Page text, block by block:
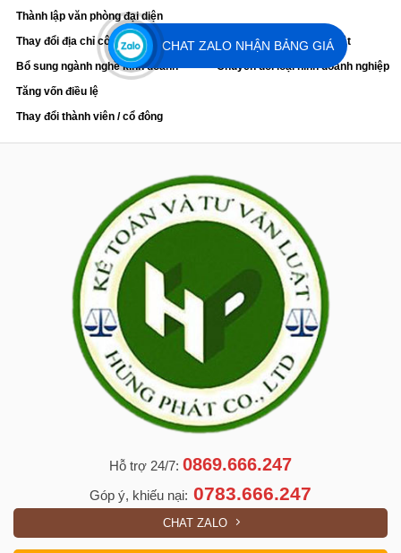
Thành lập văn phòng đại diện
Thay đổi địa chỉ công ty
Bổ sung ngành nghề kinh doanh
Tăng vốn điều lệ
Thay đổi thành viên / cổ đông
Thay đổi đại diện pháp luật
Chuyển đổi loại hình doanh nghiệp
Hỗ trợ 24/7: 0869.666.247
Góp ý, khiếu nại: 0783.666.247
CHAT ZALO
CHAT ZALO NHẬN BẢNG GIÁ